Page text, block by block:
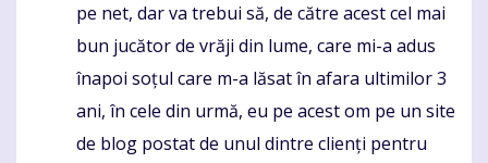
pe net, dar va trebui să, de către acest cel mai
bun jucător de vrăji din lume, care mi-a adus
înapoi soțul care m-a lăsat în afara ultimilor 3
ani, în cele din urmă, eu pe acest om pe un site
de blog postat de unul dintre clienți pentru